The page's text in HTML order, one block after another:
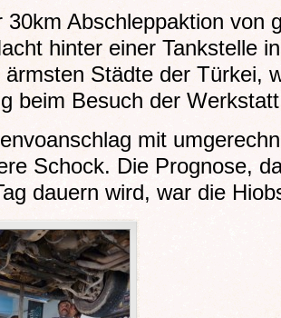
30km Abschleppaktion von
hinter einer Tankstelle
ärmsten Städte der Türkei,
beim Besuch der
mit
Schock. Die Prognose,
dauern wird, war die